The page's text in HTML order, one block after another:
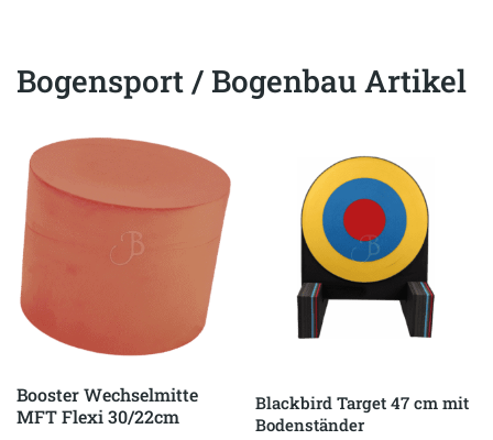
Bogensport / Bogenbau Artikel
Booster Wechselmitte
MFT Flexi 30/22cm
Blackbird Target 47 cm mit
Bodenständer